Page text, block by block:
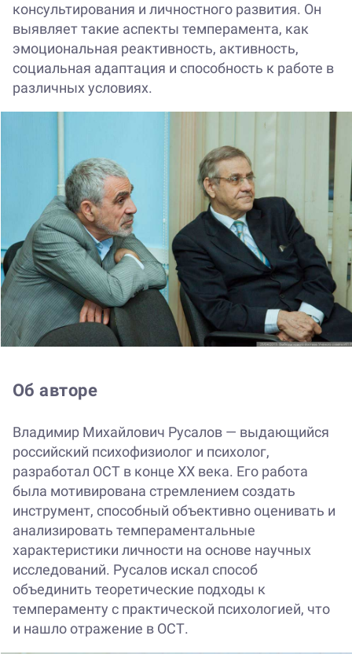
консультирования и личностного развития. Он
выявляет такие аспекты темперамента, как
эмоциональная реактивность, активность,
социальная адаптация и способность к работе в
различных условиях.
Об авторе
Владимир Михайлович Русалов — выдающийся
российский психофизиолог и психолог,
разработал ОСТ в конце XX века. Его работа
была мотивирована стремлением создать
инструмент, способный объективно оценивать и
анализировать темпераментальные
характеристики личности на основе научных
исследований. Русалов искал способ
объединить теоретические подходы к
темпераменту с практической психологией, что
и нашло отражение в ОСТ.